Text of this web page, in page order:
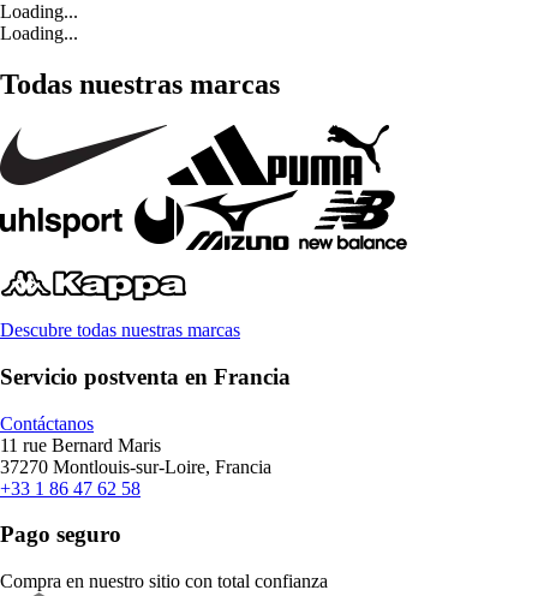
Loading...
Loading...
Todas nuestras marcas
Descubre todas nuestras marcas
Servicio postventa en Francia
Contáctanos
11 rue Bernard Maris
37270 Montlouis-sur-Loire, Francia
+33 1 86 47 62 58
Pago seguro
Compra en nuestro sitio con total confianza